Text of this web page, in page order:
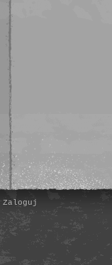
Zaloguj